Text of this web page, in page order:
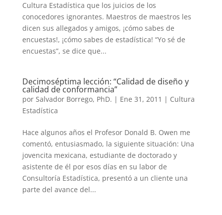
Cultura Estadística que los juicios de los
conocedores ignorantes. Maestros de maestros les
dicen sus allegados y amigos, ¡cómo sabes de
encuestas!, ¡cómo sabes de estadística! “Yo sé de
encuestas”, se dice que...
Decimoséptima lección: “Calidad de diseño y
calidad de conformancia”
por Salvador Borrego, PhD. | Ene 31, 2011 | Cultura
Estadística
Hace algunos años el Profesor Donald B. Owen me
comentó, entusiasmado, la siguiente situación: Una
jovencita mexicana, estudiante de doctorado y
asistente de él por esos días en su labor de
Consultoría Estadística, presentó a un cliente una
parte del avance del...